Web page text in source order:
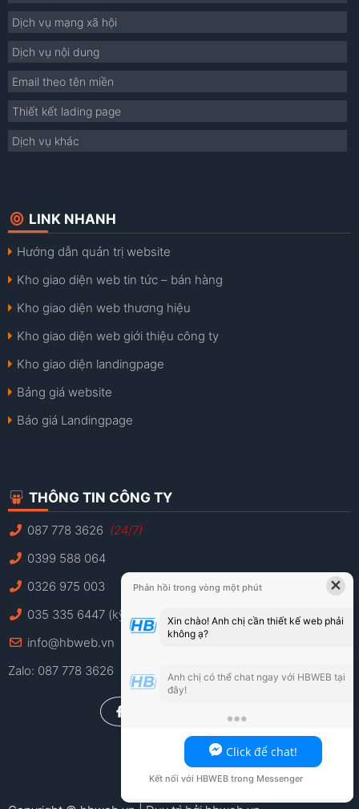
Dịch vụ mạng xã hội
Dịch vụ nội dung
Email theo tên miền
Thiết kết lading page
Dịch vụ khác
LINK NHANH
Hướng dẫn quản trị website
Kho giao diện web tin tức – bán hàng
Kho giao diện web thương hiệu
Kho giao diện web giới thiệu công ty
Kho giao diện landingpage
Bảng giá website
Báo giá Landingpage
THÔNG TIN CÔNG TY
087 778 3626 (24/7)
0399 588 064
0326 975 003
035 335 6447 (kỹ thuật)
info@hbweb.vn
Zalo: 087 778 3626
×
Xin chào! Anh chị cần thiết kế web phải
Anh chị có thể chat ngay với HBWEB tại
Click để chat!
Kết nối với HBWEB trong Messenger